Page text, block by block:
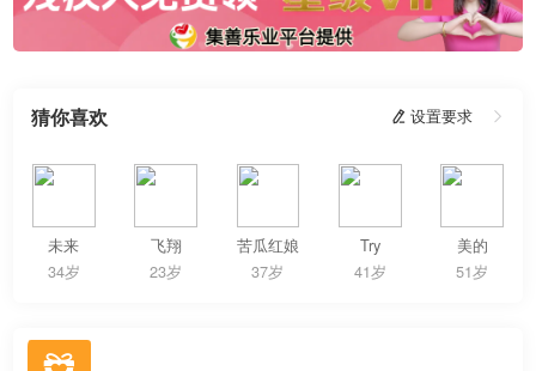
猜你喜欢  设置要求 
未来
34岁
飞翔
23岁
苦瓜红娘
37岁
Try
41岁
美的
51岁